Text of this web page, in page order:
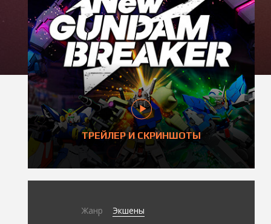
ТРЕЙЛЕР И СКРИНШОТЫ
Жанр Экшены